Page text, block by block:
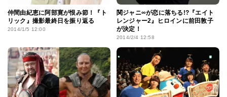
仲間由紀恵に阿部寛が恨み節！『ト
リック』撮影最終日を振り返る
2014/1/5 12:00
関ジャニ∞が恋に落ちる!?『エイト
レンジャー2』ヒロインに前田敦子
が決定！
2014/2/4 12:58